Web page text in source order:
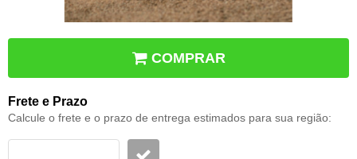
COMPRAR
Frete e Prazo
Calcule o frete e o prazo de entrega estimados para sua região: